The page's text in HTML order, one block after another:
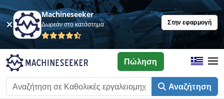
Machineseeker
Δωρεάν στο κατάστημα Στην εφαρμογή
Αναζήτηση
Πώληση